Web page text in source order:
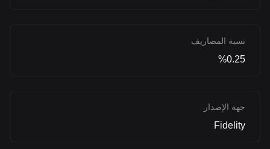
نسبة المصاريف
%0.25
جهة الإصدار
Fidelity